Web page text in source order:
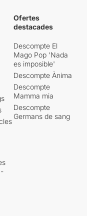
Ofertes
destacades
Descompte El
Mago Pop 'Nada
es imposible'
Descompte Ànima
Descompte
Mamma mia
Descompte
Germans de sang